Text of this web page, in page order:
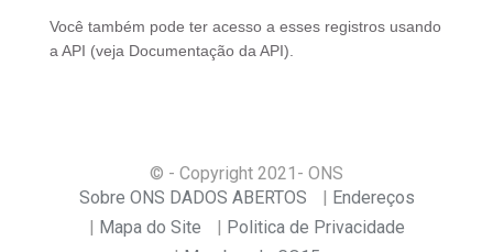
Você também pode ter acesso a esses registros usando
a API (veja Documentação da API ).
© - Copyright 2021 - ONS
Sobre ONS DADOS ABERTOS
Endereços
Mapa do Site
Politica de Privacidade